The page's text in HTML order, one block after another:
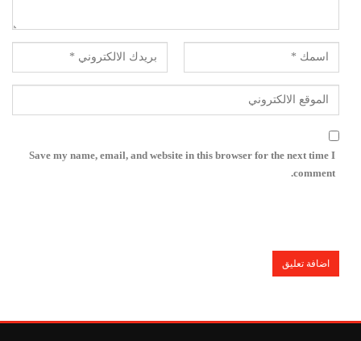
Save my name, email, and website in this browser for the next time I
comment.